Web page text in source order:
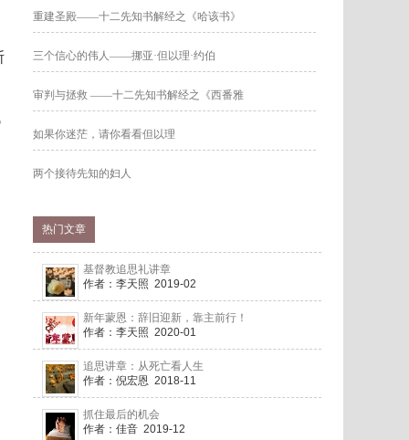
重建圣殿——十二先知书解经之《哈该书》
三个信心的伟人——挪亚·但以理·约伯
审判与拯救 ——十二先知书解经之《西番雅
如果你迷茫，请你看看但以理
两个接待先知的妇人
热门文章
基督教追思礼讲章
作者：李天照 2019-02
新年蒙恩：辞旧迎新，靠主前行！
作者：李天照 2020-01
追思讲章：从死亡看人生
作者：倪宏恩 2018-11
抓住最后的机会
作者：佳音 2019-12